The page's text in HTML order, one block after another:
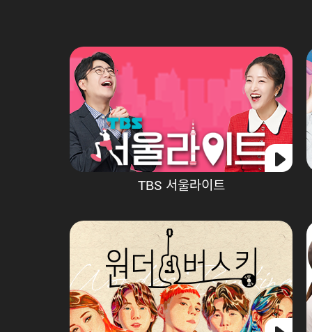
TBS 서울라이트